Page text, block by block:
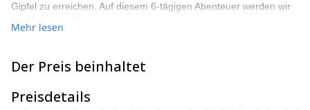
Gipfel zu erreichen. Auf diesem 6-tägigen Abenteuer werden wir
„Coca-Cola-Route“ bekannt ist, da die Berghütten auf dem Weg
Marangu gilt alsdie einfachste Route, um den Kilimandscharo
Berghüttenentlang des Weges. Schließen Sie sich uns auf
Mehr lesen
Der Preis beinhaltet
Preisdetails